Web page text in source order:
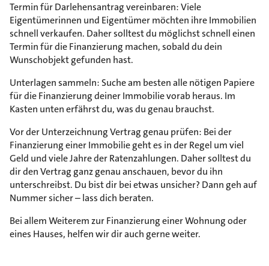
Termin für Darlehensantrag vereinbaren: Viele
Eigentümerinnen und Eigentümer möchten ihre Immobilien
schnell verkaufen. Daher solltest du möglichst schnell einen
Termin für die Finanzierung machen, sobald du dein
Wunschobjekt gefunden hast.
Unterlagen sammeln: Suche am besten alle nötigen Papiere
für die Finanzierung deiner Immobilie vorab heraus. Im
Kasten unten erfährst du, was du genau brauchst.
Vor der Unterzeichnung Vertrag genau prüfen: Bei der
Finanzierung einer Immobilie geht es in der Regel um viel
Geld und viele Jahre der Ratenzahlungen. Daher solltest du
dir den Vertrag ganz genau anschauen, bevor du ihn
unterschreibst. Du bist dir bei etwas unsicher? Dann geh auf
Nummer sicher – lass dich beraten.
Bei allem Weiterem zur Finanzierung einer Wohnung oder
eines Hauses, helfen wir dir auch gerne weiter.